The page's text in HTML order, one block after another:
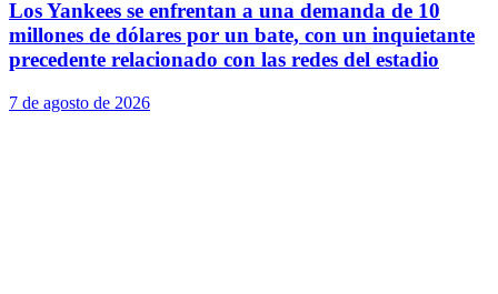
Los Yankees se enfrentan a una demanda de 10
millones de dólares por un bate, con un inquietante
precedente relacionado con las redes del estadio
7 de agosto de 2026